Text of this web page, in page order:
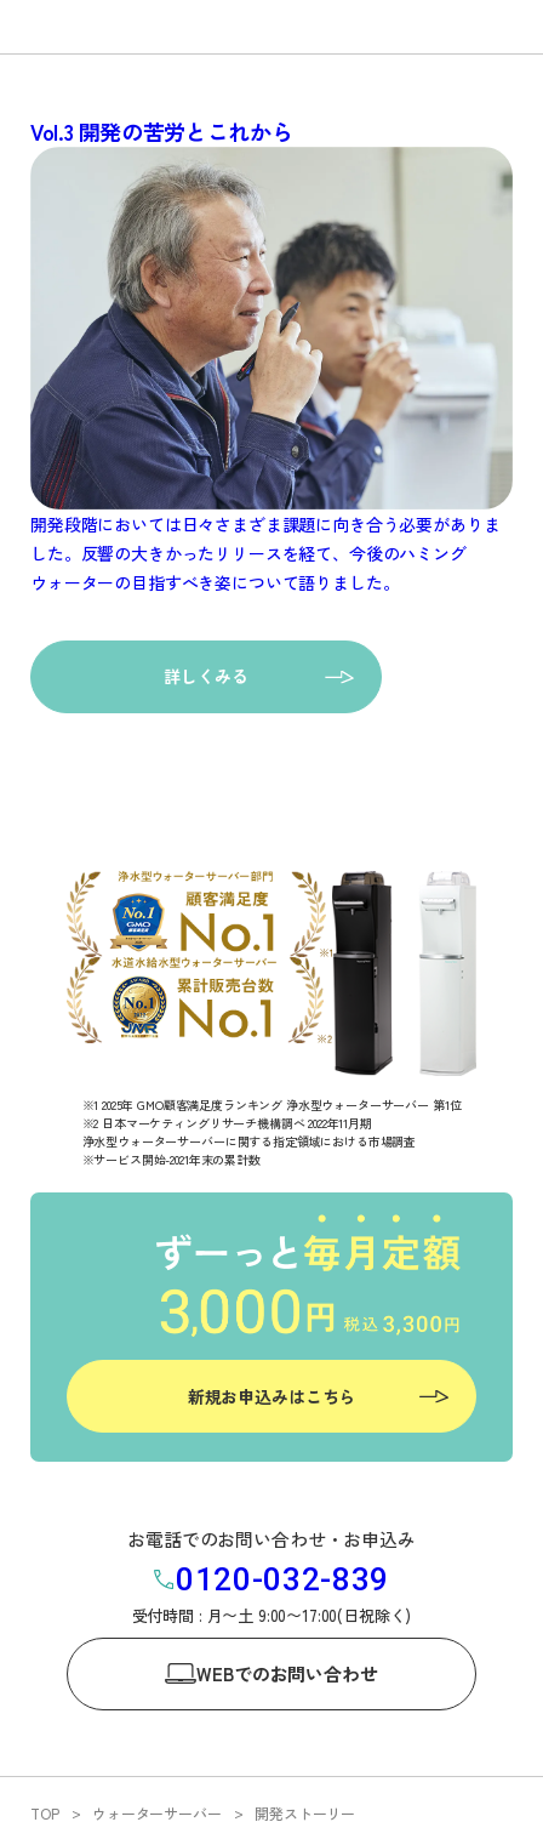
Vol.3 開発の苦労とこれから
開発段階においては日々さまざま課題に向き合う必要がありま
した。反響の大きかったリリースを経て、今後のハミング
ウォーターの目指すべき姿について語りました。
詳しくみる
※1 2025年 GMO顧客満足度ランキング 浄水型ウォーターサーバー 第1位
※2 日本マーケティングリサーチ機構調べ 2022年11月期
浄水型ウォーターサーバーに関する指定領域における市場調査
※サービス開始-2021年末の累計数
新規お申込みはこちら
お電話でのお問い合わせ・お申込み
0120-032-839
受付時間 : 月〜土 9:00〜17:00(日祝除く)
WEBでのお問い合わせ
TOP ウォーターサーバー 開発ストーリー